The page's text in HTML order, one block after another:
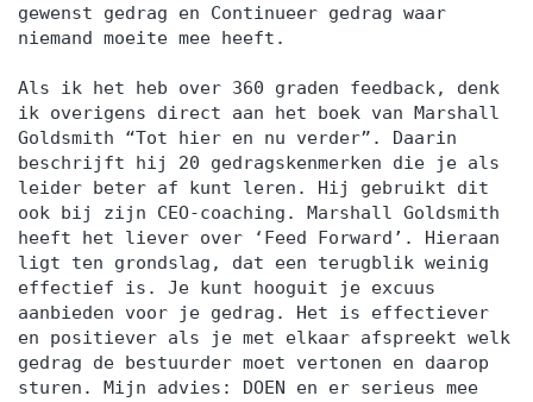
gewenst gedrag en Continueer gedrag waar
niemand moeite mee heeft.
Als ik het heb over 360 graden feedback, denk
ik overigens direct aan het boek van Marshall
Goldsmith “Tot hier en nu verder”. Daarin
beschrijft hij 20 gedragskenmerken die je als
leider beter af kunt leren. Hij gebruikt dit
ook bij zijn CEO-coaching. Marshall Goldsmith
heeft het liever over ‘Feed Forward’. Hieraan
ligt ten grondslag, dat een terugblik weinig
effectief is. Je kunt hooguit je excuus
aanbieden voor je gedrag. Het is effectiever
en positiever als je met elkaar afspreekt welk
gedrag de bestuurder moet vertonen en daarop
sturen. Mijn advies: DOEN en er serieus mee